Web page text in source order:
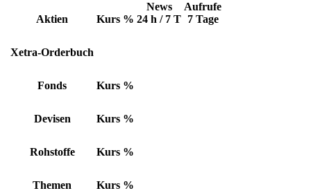
Aktien Kurs %
News
24 h / 7 T
Aufrufe
7 Tage
Xetra-Orderbuch
Fonds Kurs %
Devisen Kurs %
Rohstoffe Kurs %
Themen Kurs %